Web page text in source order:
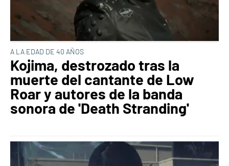
A LA EDAD DE 40 AÑOS
Kojima, destrozado tras la
muerte del cantante de Low
Roar y autores de la banda
sonora de 'Death Stranding'